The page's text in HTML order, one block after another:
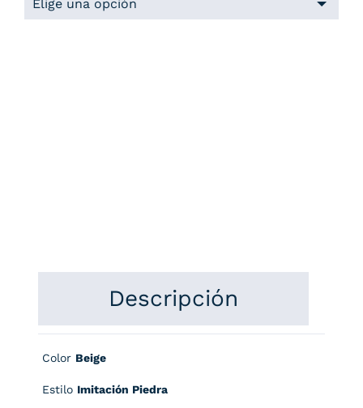
Descripción
Color Beige
Estilo Imitación Piedra